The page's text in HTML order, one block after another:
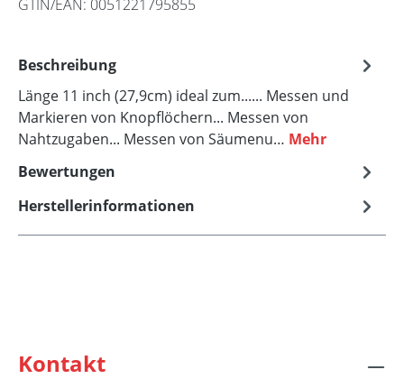
GTIN/EAN: 0051221795855
Beschreibung
Länge 11 inch (27,9cm) ideal zum...... Messen und
Markieren von Knopflöchern... Messen von
Nahtzugaben... Messen von Säumenu… Mehr
Bewertungen
Herstellerinformationen
Kontakt